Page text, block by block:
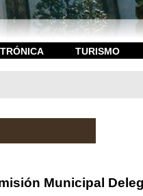
TURISMO
Municipal